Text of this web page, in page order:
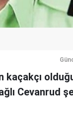
Cevanrud